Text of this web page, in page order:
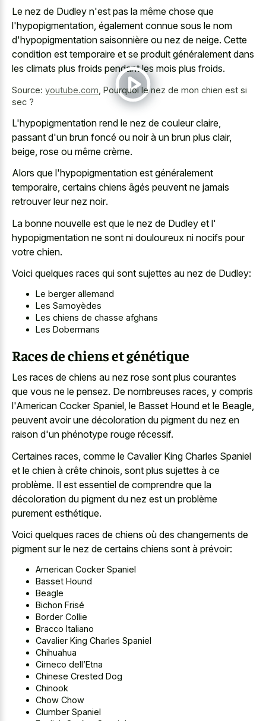
Le nez de Dudley n'est pas la même chose que
l'hypopigmentation, également connue sous le nom
d'hypopigmentation saisonnière ou nez de neige. Cette
condition est temporaire et se produit généralement dans
les climats plus froids pendant les mois plus froids.
Source: youtube.com Pourquoi le nez de mon chien est si
sec ?
L'hypopigmentation rend le nez de couleur claire,
passant d'un brun foncé ou noir à un brun plus clair,
beige, rose ou même crème.
Alors que l'hypopigmentation est généralement
temporaire, certains chiens âgés peuvent ne jamais
retrouver leur nez noir.
La bonne nouvelle est que le nez de Dudley et l'
hypopigmentation ne sont ni douloureux ni nocifs pour
votre chien.
Voici quelques races qui sont sujettes au nez de Dudley:
Le berger allemand
Les Samoyèdes
Les chiens de chasse afghans
Les Dobermans
Races de chiens et génétique
Les races de chiens au nez rose sont plus courantes
que vous ne le pensez. De nombreuses races, y compris
l'American Cocker Spaniel, le Basset Hound et le Beagle,
peuvent avoir une décoloration du pigment du nez en
raison d'un phénotype rouge récessif.
Certaines races, comme le Cavalier King Charles Spaniel
et le chien à crête chinois, sont plus sujettes à ce
problème. Il est essentiel de comprendre que la
décoloration du pigment du nez est un problème
purement esthétique.
Voici quelques races de chiens où des changements de
pigment sur le nez de certains chiens sont à prévoir:
American Cocker Spaniel
Basset Hound
Beagle
Bichon Frisé
Border Collie
Bracco Italiano
Cavalier King Charles Spaniel
Chihuahua
Cirneco dell’Etna
Chinese Crested Dog
Chinook
Chow Chow
Clumber Spaniel